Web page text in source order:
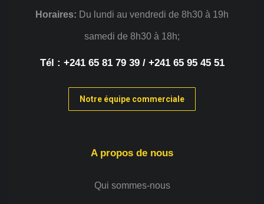
Horaires: Du lundi au vendredi de 8h30 à 19h
samedi de 8h30 à 18h;
Tél : +241 65 81 79 39 / +241 65 95 45 51
Notre équipe commerciale
A propos de nous
Qui sommes-nous